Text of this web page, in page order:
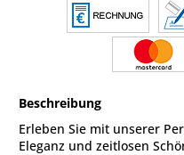
Beschreibung
Erleben Sie mit unserer
Eleganz und zeitlosen